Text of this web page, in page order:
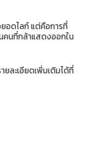
อดไลก์ แต่คือการที่
คนที่กล้าแสดงออกใน
ละเอียดเพิ่มเติมได้ที่